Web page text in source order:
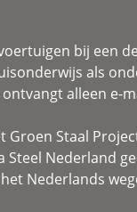
bij een
als
alleen e-
Groen Staal
Steel Nederland
Nederlands